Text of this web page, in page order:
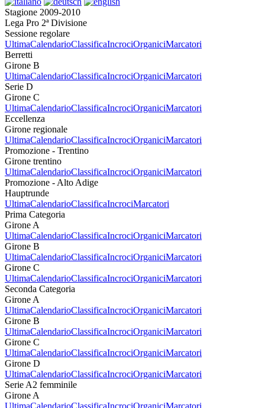
Stagione 2009-2010
Lega Pro 2ª Divisione
Sessione regolare
UltimaCalendarioClassificaIncrociOrganiciMarcatori
Berretti
Girone B
UltimaCalendarioClassificaIncrociOrganiciMarcatori
Serie D
Girone C
UltimaCalendarioClassificaIncrociOrganiciMarcatori
Eccellenza
Girone regionale
UltimaCalendarioClassificaIncrociOrganiciMarcatori
Promozione - Trentino
Girone trentino
UltimaCalendarioClassificaIncrociOrganiciMarcatori
Promozione - Alto Adige
Hauptrunde
UltimaCalendarioClassificaIncrociMarcatori
Prima Categoria
Girone A
UltimaCalendarioClassificaIncrociOrganiciMarcatori
Girone B
UltimaCalendarioClassificaIncrociOrganiciMarcatori
Girone C
UltimaCalendarioClassificaIncrociOrganiciMarcatori
Seconda Categoria
Girone A
UltimaCalendarioClassificaIncrociOrganiciMarcatori
Girone B
UltimaCalendarioClassificaIncrociOrganiciMarcatori
Girone C
UltimaCalendarioClassificaIncrociOrganiciMarcatori
Girone D
UltimaCalendarioClassificaIncrociOrganiciMarcatori
Serie A2 femminile
Girone A
UltimaCalendarioClassificaIncrociOrganiciMarcatori